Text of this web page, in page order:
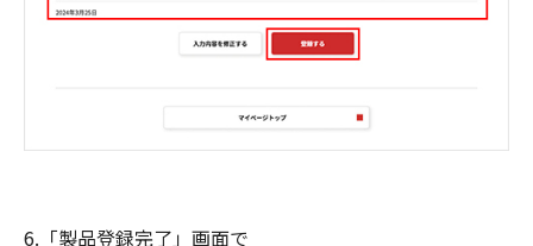
6.「製品登録完了」画面で